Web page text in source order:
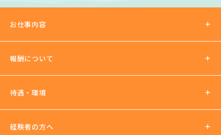
お仕事内容
報酬について
報酬の仕組み
待遇・環境
待遇について
経験者の方へ